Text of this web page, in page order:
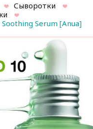
Сыворотки
Serum [Anua]